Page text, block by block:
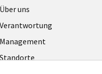
Useful
links
GERMANY
Über uns
Verantwortung
Management
Standorte